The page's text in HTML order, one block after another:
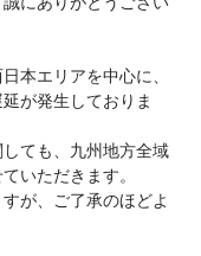
シェット
本エリアを中心に、
が発生しておりま
ても、九州地方全域
いただきます。
が、ご了承のほどよ